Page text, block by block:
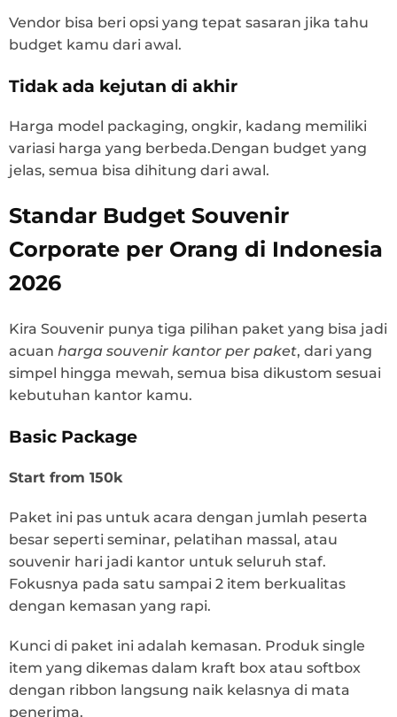
Vendor bisa beri opsi yang tepat sasaran jika tahu
budget kamu dari awal.
Tidak ada kejutan di akhir
Harga model packaging, ongkir, kadang memiliki
variasi harga yang berbeda.Dengan budget yang
jelas, semua bisa dihitung dari awal.
Standar Budget Souvenir
Corporate per Orang di Indonesia
2026
Kira Souvenir punya tiga pilihan paket yang bisa jadi
acuan harga souvenir kantor per paket, dari yang
simpel hingga mewah, semua bisa dikustom sesuai
kebutuhan kantor kamu.
Basic Package
Start from 150k
Paket ini pas untuk acara dengan jumlah peserta
besar seperti seminar, pelatihan massal, atau
souvenir hari jadi kantor untuk seluruh staf.
Fokusnya pada satu sampai 2 item berkualitas
dengan kemasan yang rapi.
Kunci di paket ini adalah kemasan. Produk single
item yang dikemas dalam kraft box atau softbox
dengan ribbon langsung naik kelasnya di mata
penerima.